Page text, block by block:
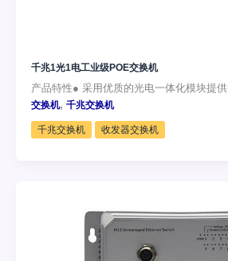
千兆1光1电工业级POE交换机
产品特性● 采用优质的光电一体化模块提供
交换机, 千兆交换机
千兆交换机 收发器交换机